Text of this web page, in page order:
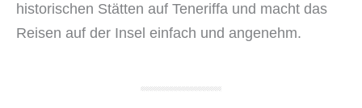
historischen Stätten auf Teneriffa und macht das
Reisen auf der Insel einfach und angenehm.